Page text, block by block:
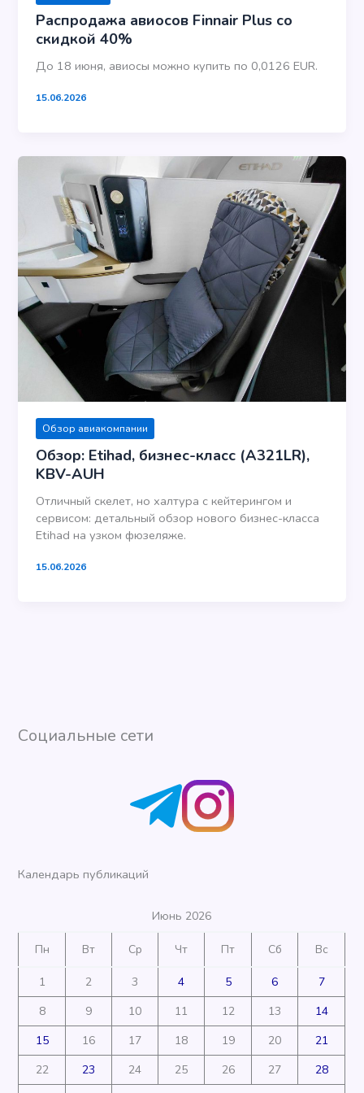
Распродажа авиосов Finnair Plus со
скидкой 40%
До 18 июня, авиосы можно купить по 0,0126 EUR.
15.06.2026
Обзор авиакомпании
Обзор: Etihad, бизнес-класс (A321LR),
KBV-AUH
Отличный скелет, но халтура с кейтерингом и
сервисом: детальный обзор нового бизнес-класса
Etihad на узком фюзеляже.
15.06.2026
Социальные сети
Календарь публикаций
Июнь 2026
Пн Вт Ср Чт Пт Сб Вс
1 2 3 4 5 6
7
8
9 10 11 12 13
14
15
16 17 18 19 20
21
22
23 24 25 26 27
28